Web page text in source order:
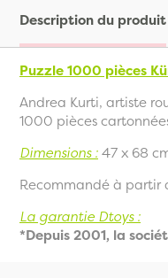
Description du produit
Puzzle 1000 pièces
Andrea Kurti, artiste
1000 pièces
Dimensions :47 x 68
Recommandé à partir
La garantie Dtoys :
*Depuis 2001, la